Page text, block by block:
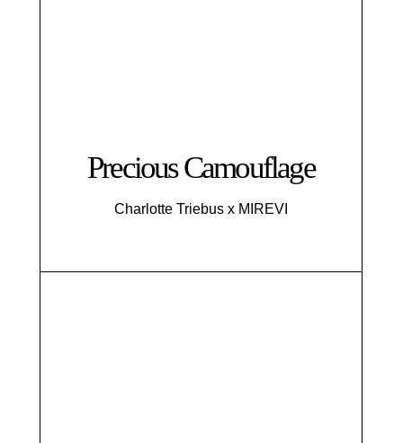
Precious Camouflage
Charlotte Triebus x MIREVI